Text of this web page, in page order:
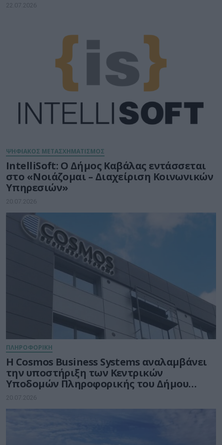
22.07.2026
ΨΗΦΙΑΚΟΣ ΜΕΤΑΣΧΗΜΑΤΙΣΜΟΣ
IntelliSoft: Ο Δήμος Καβάλας εντάσσεται
στο «Νοιάζομαι – Διαχείριση Κοινωνικών
Υπηρεσιών»
20.07.2026
ΠΛΗΡΟΦΟΡΙΚΗ
Η Cosmos Business Systems αναλαμβάνει
την υποστήριξη των Κεντρικών
Υποδομών Πληροφορικής του Δήμου
Θεσσαλονίκης
20.07.2026